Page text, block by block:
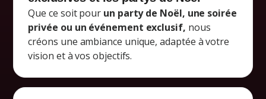
Que ce soit pour un party de Noël, une soirée
privée ou un événement exclusif, nous
créons une ambiance unique, adaptée à votre
vision et à vos objectifs.